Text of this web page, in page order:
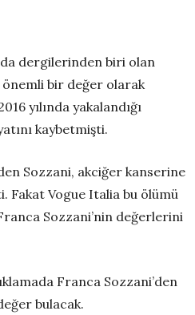
dergilerinden biri olan
önemli bir değer olarak
yılında yakalandığı
kaybetmişti.
Sozzani, akciğer kanserine
Fakat Vogue Italia bu ölümü
Sozzani’nin değerlerini
Franca Sozzani’den
bulacak.